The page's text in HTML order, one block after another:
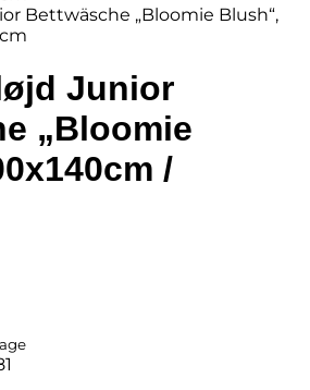
Junior
„Bloomie
/